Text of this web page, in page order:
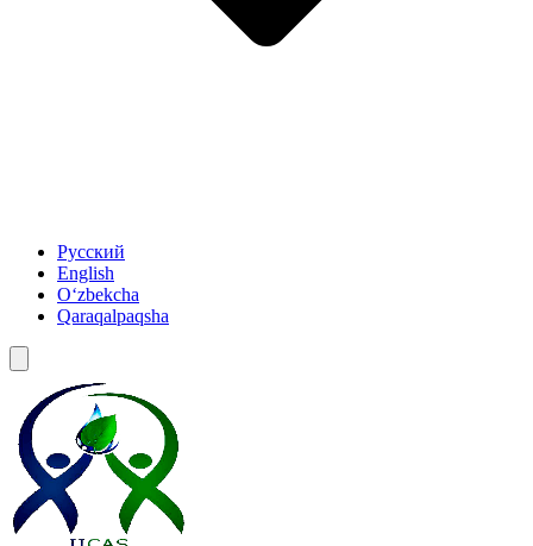
Русский
English
Oʻzbekcha
Qaraqalpaqsha